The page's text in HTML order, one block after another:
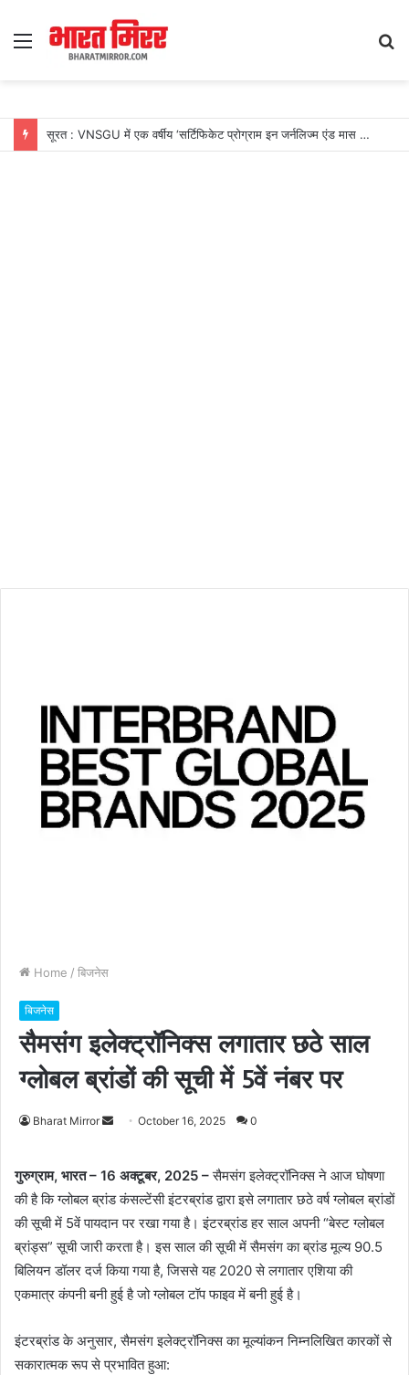
Menu
सूरत : VNSGU में एक वर्षीय ‘सर्टिफिकेट प्रोग्राम इन जर्नलिज्म एंड मास कम्युनिकेशन’ का शुभारंभ
Home / बिजनेस
बिजनेस
सैमसंग इलेक्‍ट्रॉनिक्‍स लगातार छठे साल
ग्‍लोबल ब्रांडों की सूची में 5वें नंबर पर
Bharat Mirror
a
n
e
m
a
October 16, 2025 0
गुरुग्राम, भारत – 16 अक्टूबर, 2025 –सैमसंग इलेक्ट्रॉनिक्स ने आज घोषणा
की है कि ग्लोबल ब्रांड कंसल्टेंसी इंटरब्रांड द्वारा इसे लगातार छठे वर्ष ग्‍लोबल ब्रांडों
की सूची में 5वें पायदान पर रखा गया है। इंटरब्रांड हर साल अपनी “बेस्ट ग्लोबल
ब्रांड्स” सूची जारी करता है। इस साल की सूची में सैमसंग का ब्रांड मूल्य 90.5
बिलियन डॉलर दर्ज किया गया है, जिससे यह 2020 से लगातार एशिया की
एकमात्र कंपनी बनी हुई है जो ग्लोबल टॉप फाइव में बनी हुई है।
इंटरब्रांड के अनुसार, सैमसंग इलेक्ट्रॉनिक्स का मूल्यांकन निम्नलिखित कारकों से
सकारात्मक रूप से प्रभावित हुआ: